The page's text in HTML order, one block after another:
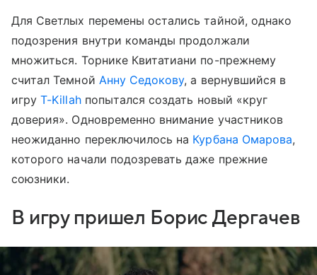
Для Светлых перемены остались тайной, однако
подозрения внутри команды продолжали
множиться. Торнике Квитатиани по-прежнему
считал Темной Анну Седокову, а вернувшийся в
игруT-Killahпопытался создать новый «круг
доверия». Одновременно внимание участников
неожиданно переключилось на Курбана Омарова,
которого начали подозревать даже прежние
союзники.
В игру пришел Борис Дергачев